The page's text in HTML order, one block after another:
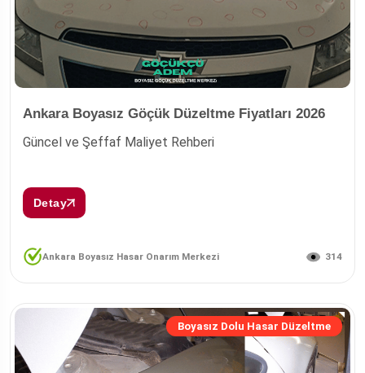
Ankara Boyasız Göçük Düzeltme Fiyatları 2026
Güncel ve Şeffaf Maliyet Rehberi
Detay
Ankara Boyasız Hasar Onarım Merkezi 314
Boyasız Dolu Hasar Düzeltme